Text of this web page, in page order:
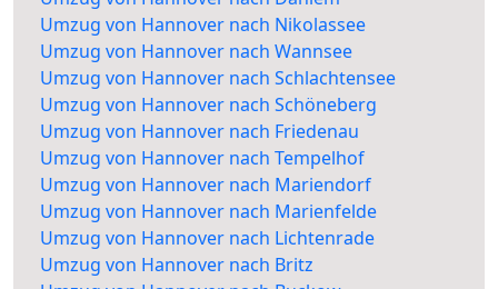
Umzug von Hannover nach Nikolassee
Umzug von Hannover nach Wannsee
Umzug von Hannover nach Schlachtensee
Umzug von Hannover nach Schöneberg
Umzug von Hannover nach Friedenau
Umzug von Hannover nach Tempelhof
Umzug von Hannover nach Mariendorf
Umzug von Hannover nach Marienfelde
Umzug von Hannover nach Lichtenrade
Umzug von Hannover nach Britz